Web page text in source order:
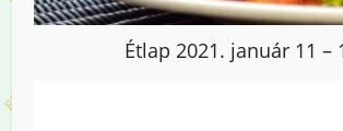
Étlap 2021. január 11 –